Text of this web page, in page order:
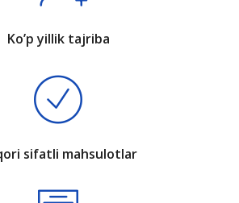
Ko’p yillik tajriba
sifatli mahsulotlar